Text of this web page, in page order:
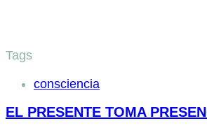
Tags
consciencia
EL PRESENTE TOMA